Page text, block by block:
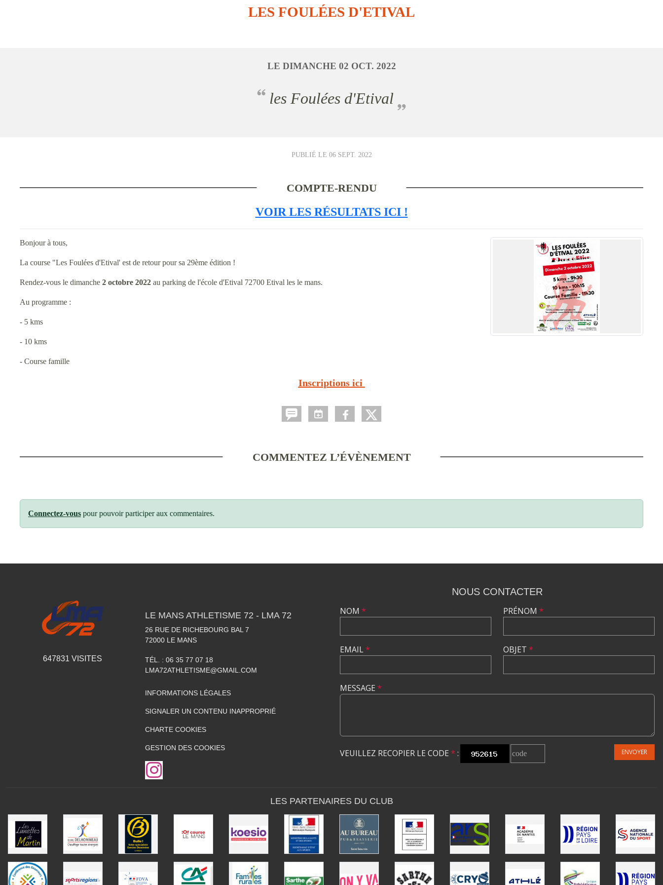
LES FOULÉES D'ETIVAL
LE DIMANCHE 02 OCT. 2022
les Foulées d'Etival
PUBLIÉ LE 06 SEPT. 2022
COMPTE-RENDU
VOIR LES RÉSULTATS ICI !
Bonjour à tous,
La course "Les Foulées d'Etival' est de retour pour sa 29ème édition !
Rendez-vous le dimanche 2 octobre 2022 au parking de l'école d'Etival 72700 Etival les le mans.
Au programme :
- 5 kms
- 10 kms
- Course famille
Inscriptions ici
COMMENTEZ L’ÉVÈNEMENT
Connectez-vous pour pouvoir participer aux commentaires.
647831 VISITES
LE MANS ATHLETISME 72 - LMA 72
26 RUE DE RICHEBOURG BAL 7
72000 LE MANS
TÉL. : 06 35 77 07 18
LMA72ATHLETISME@GMAIL.COM
INFORMATIONS LÉGALES
SIGNALER UN CONTENU INAPPROPRIÉ
CHARTE COOKIES
GESTION DES COOKIES
NOUS CONTACTER
NOM *
EMAIL*
PRÉNOM *
OBJET *
MESSAGE *
VEUILLEZ RECOPIER LE CODE * : ENVOYER
LES PARTENAIRES DU CLUB